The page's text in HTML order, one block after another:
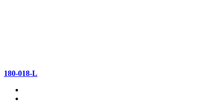
180-018-L